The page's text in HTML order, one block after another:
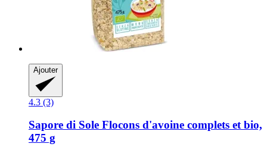
Ajouter
4.3 (3)
Sapore di Sole Flocons d'avoine complets et bio,
475 g